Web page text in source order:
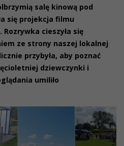
salę kinową pod
się projekcja filmu
cieszyła się
ze strony naszej lokalnej
przybyła, aby poznać
dziewczynki i
umiliło